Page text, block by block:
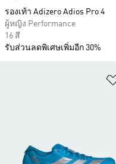
รองเท้า Adizero Adios Pro 4
ผู้หญิง Performance
16 สี
รับส่วนลดพิเศษเพิ่มอีก 30%